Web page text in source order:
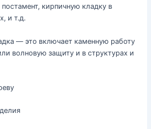
постамент, кирпичную кладку в
, и т.д.
—это включает каменную работу
волновую защиту и в структурах и